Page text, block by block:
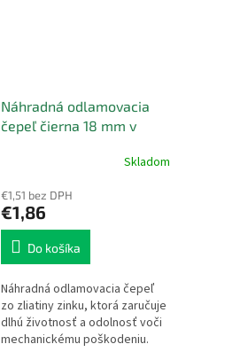
Náhradná odlamovacia
čepeľ čierna 18 mm v
Skladom
€1,51 bez DPH
€1,86
Do košíka
Náhradná odlamovacia čepeľ
zo zliatiny zinku, ktorá zaručuje
dlhú životnosť a odolnosť voči
mechanickému poškodeniu.